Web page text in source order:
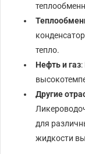
тепло.
Нефть и газ
Другие
для
жидкости